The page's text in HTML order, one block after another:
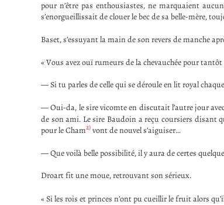
pour n’être pas enthousiastes, ne marquaient
s’enorgueillissait de clouer le bec de sa belle-mère,
Baset, s’essuyant la main de son revers de manche
« Vous avez ouï rumeurs de la chevauchée pour tantôt
— Si tu parles de celle qui se déroule en lit royal
— Oui-da, le sire vicomte en discutait l’autre jour
de son ami. Le sire Baudoin a reçu coursiers disant
pour le Cham2) vont de nouvel s’aiguiser…
— Que voilà belle possibilité, il y aura de certes
Droart fit une moue, retrouvant son sérieux.
« Si les rois et princes n’ont pu cueillir le fruit alors